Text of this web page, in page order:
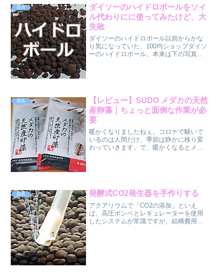
参考になれば幸いです。中国製の低価格
な水槽...
器具
ダイソーのハイドロボールをソイ
ル代わりにに使ってみたけど、大
失敗
ダイソーのハイドロボール以前からかな
り気になっていた、100均ショップダイソ
ーのハイドロボール。本来は下の写真の
器具
【レビュー】SUDO メダカの天然
産卵藻｜ちょっと面倒な作業が必
要
暖かくなりましたねぇ。コロナで騒いで
いるのは人間だけ、季節は静かに移り変
わっていきます。で、暖かくなるとメダ
器具 発酵式CO2発生器を手作りする
アクアリウムで「CO2の添加」といえ
ば、高圧ボンベとレギュレーターを使用
したシステムが常識ですが、結構費用が